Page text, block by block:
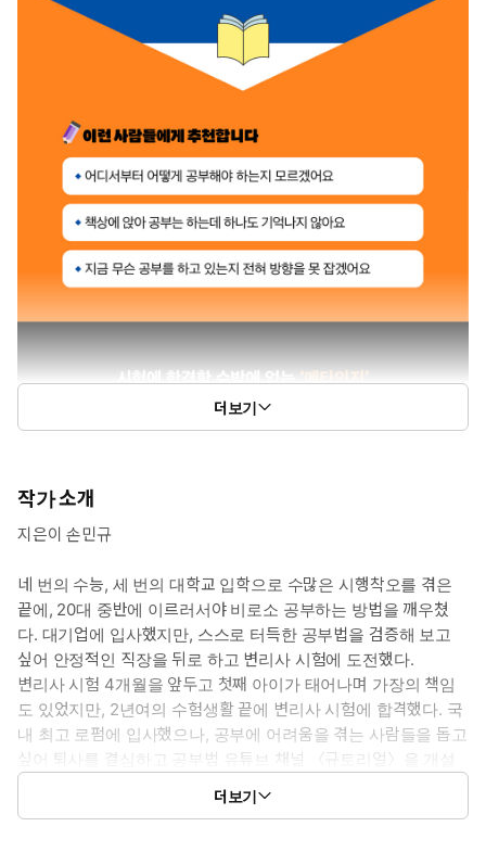
더보기
작가 소개
지은이 손민규
네 번의 수능, 세 번의 대학교 입학으로 수많은 시행착오를 겪은
끝에, 20대 중반에 이르러서야 비로소 공부하는 방법을 깨우쳤
다. 대기업에 입사했지만, 스스로 터득한 공부법을 검증해 보고
싶어 안정적인 직장을 뒤로 하고 변리사 시험에 도전했다.
변리사 시험 4개월을 앞두고 첫째 아이가 태어나며 가장의 책임
도 있었지만, 2년여의 수험생활 끝에 변리사 시험에 합격했다. 국
내 최고 로펌에 입사했으나, 공부에 어려움을 겪는 사람들을 돕고
싶어 퇴사를 결심하고 공부법 유튜브 채널 〈규토리얼〉을 개설
함과 동시에 ‘합격의법학원’에서 변리사 시험 강사로 활동하고 있
다. 또한 변리사 업무와 함께 ‘공부법 1:1 컨설팅’을 진행하며 여러
더보기